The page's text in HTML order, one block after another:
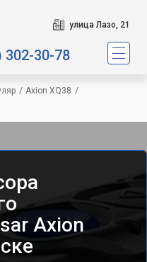
улица Лазо, 21
302-30-78
/ Axion XQ38 /
Axion